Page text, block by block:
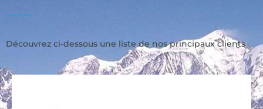
Découvrez ci-dessous une liste de nos principaux clients